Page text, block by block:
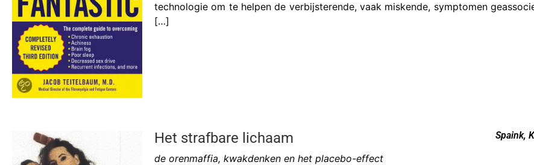
technologie om te helpen de verbijsterende, vaak miskende, symptomen
[…]
Het strafbare lichaam Spaink,
de orenmaffia, kwakdenken en het placebo-effect